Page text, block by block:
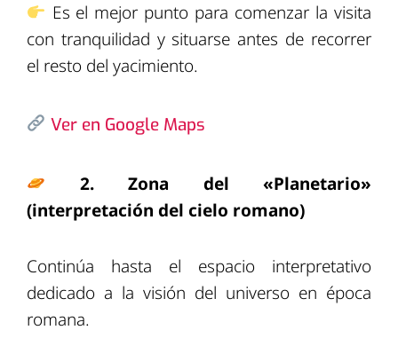
Es el mejor punto para comenzar la visita
con tranquilidad y situarse antes de recorrer
el resto del yacimiento.
Ver en Google Maps
2. Zona del «Planetario»
(interpretación del cielo romano)
Continúa hasta el espacio interpretativo
dedicado a la visión del universo en época
romana.